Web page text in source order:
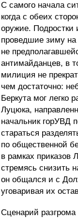
С самого начала
когда с обеих
оружие. Подростки
проведшие зиму
не
антимайданцев, в
милиция не
чем достаточно:
Беркута мог легко
Луцюка,
начальник горУВД
стараться
по общественной
в рамках приказов
стремясь снизить
он общался и с
уговаривая их
Сценарий